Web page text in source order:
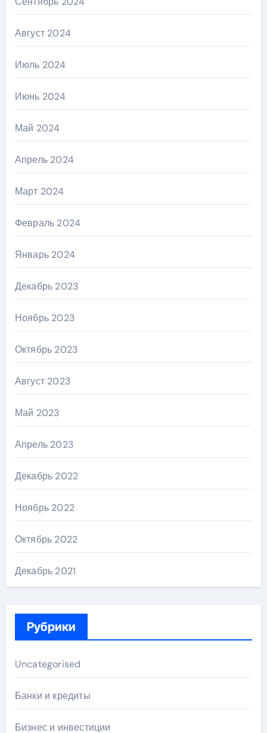
Август 2024
Июль 2024
Июнь 2024
Май 2024
Апрель 2024
Март 2024
Февраль 2024
Январь 2024
Декабрь 2023
Ноябрь 2023
Октябрь 2023
Август 2023
Май 2023
Апрель 2023
Декабрь 2022
Ноябрь 2022
Октябрь 2022
Декабрь 2021
Рубрики
Uncategorised
Банки и кредиты
Бизнес и инвестиции